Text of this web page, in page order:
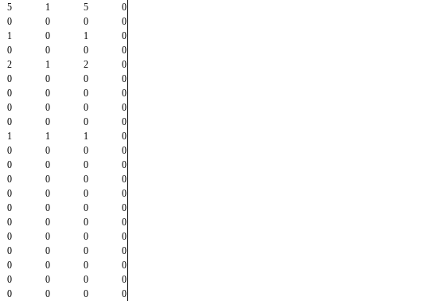
5 1 5
0
0 0 0
0
1 0 1
0
0 0 0
0
2 1 2
0
0 0 0
0
0 0 0
0
0 0 0
0
0 0 0
0
1 1 1
0
0 0 0
0
0 0 0
0
0 0 0
0
0 0 0
0
0 0 0
0
0 0 0
0
0 0 0
0
0 0 0
0
0 0 0
0
0 0 0
0
0 0 0
0